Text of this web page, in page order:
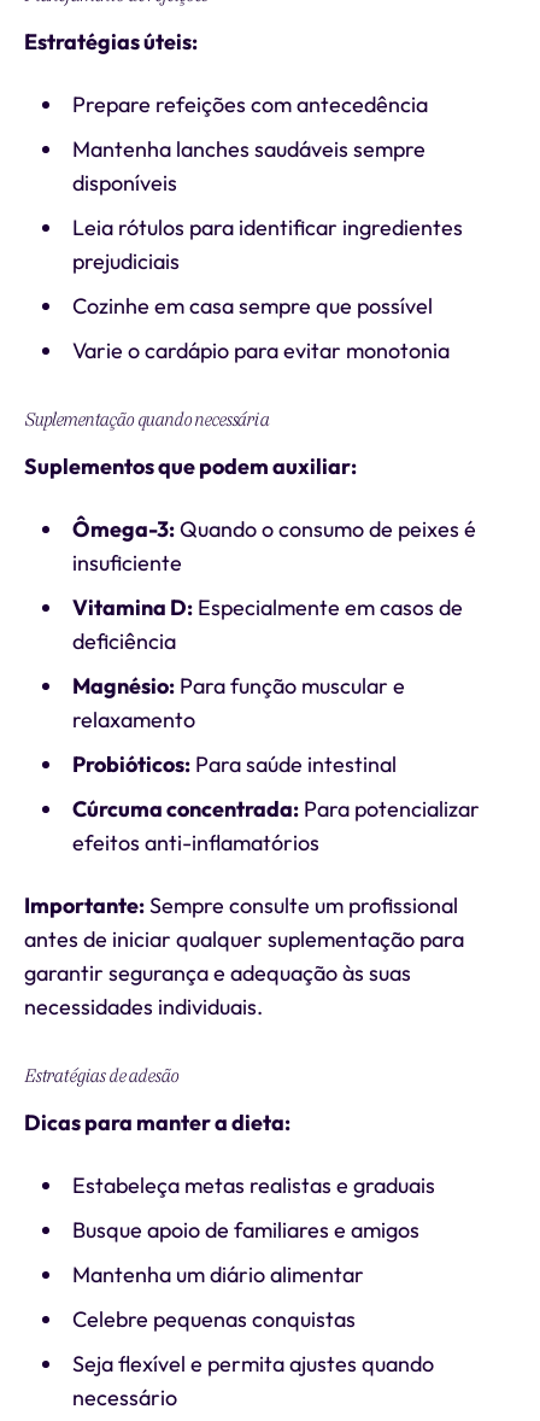
Estratégias úteis:
Prepare refeições com antecedência
Mantenha lanches saudáveis sempre
disponíveis
Leia rótulos para identificar ingredientes
prejudiciais
Cozinhe em casa sempre que possível
Varie o cardápio para evitar monotonia
Suplementação quando necessária
Suplementos que podem auxiliar:
Ômega-3:Quando o consumo de peixes é
insuficiente
Vitamina D:Especialmente em casos de
deficiência
Magnésio:Para função muscular e
relaxamento
Probióticos:Para saúde intestinal
Cúrcuma concentrada:Para potencializar
efeitos anti-inflamatórios
Importante:Sempre consulte um profissional
antes de iniciar qualquer suplementação para
garantir segurança e adequação às suas
necessidades individuais.
Estratégias de adesão
Dicas para manter a dieta:
Estabeleça metas realistas e graduais
Busque apoio de familiares e amigos
Mantenha um diário alimentar
Celebre pequenas conquistas
Seja flexível e permita ajustes quando
necessário